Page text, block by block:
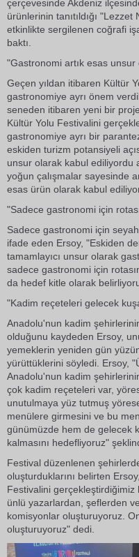
çerçevesinde Akdeniz
ürünlerinin tanıtıldığı
etkinlikte sergilenen coğrafi
baktı.
"Gastronomi artık esas
Geçen yıldan itibaren Kültür
gastronomiye ayrı önem
seneden itibaren yeni bir
Kültür Yolu Festivalini
gastronomiye ayrı bir
eskiden turizm potansiyeli
unsur olarak kabul ediliyordu
yoğun çalışmalar sayesinde
esas ürün olarak kabul
"Sadece gastronomi için
Sadece gastronomi için
ifade eden Ersoy, "Eskiden
tamamlayıcı unsur olarak
sadece gastronomi için
da hedef kitle olarak
"Kadim reçeteleri gelecek
Anadolu'nun kadim
olduğunu kaydeden Ersoy,
yemeklerin yeniden gün
yürüttüklerini söyledi. Ersoy,
Anadolu'nun kadim
çok kadim reçeteleri var,
unutulmaya yüz tutmuş
menülere girmesini ve bu
günümüzde hem de gelecek
kalmasını hedefliyoruz"
Festival düzenlenen
oluşturduklarını belirten
Festivalini
ünlü yazarlardan, şeflerden
komisyonlar oluşturuyoruz.
oluşturuyoruz" dedi.